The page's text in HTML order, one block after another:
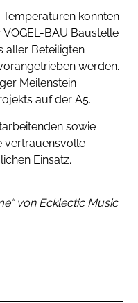
konnten
BAU Baustelle
aller Beteiligten
werden.
Meilenstein
auf der A5.
sowie
vertrauensvolle
Einsatz.
von Ecklectic Music